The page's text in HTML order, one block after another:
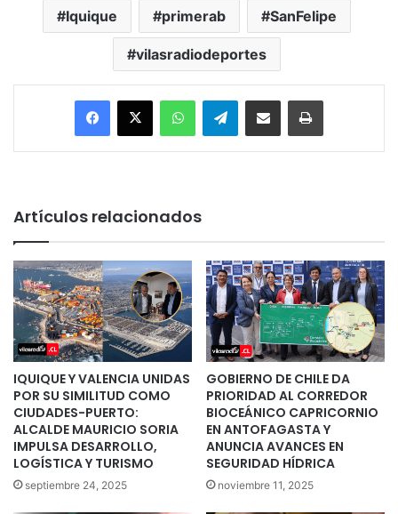
Iquique primerab SanFelipe
vilasradiodeportes
Facebook
X WhatsAppTelegramEnviar vía email Imprimir
Artículos relacionados
IQUIQUE Y VALENCIA UNIDAS
POR SU SIMILITUD COMO
CIUDADES-PUERTO:
ALCALDE MAURICIO SORIA
IMPULSA DESARROLLO,
LOGÍSTICA Y TURISMO
septiembre 24, 2025
GOBIERNO DE CHILE DA
PRIORIDAD AL CORREDOR
BIOCEÁNICO CAPRICORNIO
EN ANTOFAGASTA Y
ANUNCIA AVANCES EN
SEGURIDAD HÍDRICA
noviembre 11, 2025